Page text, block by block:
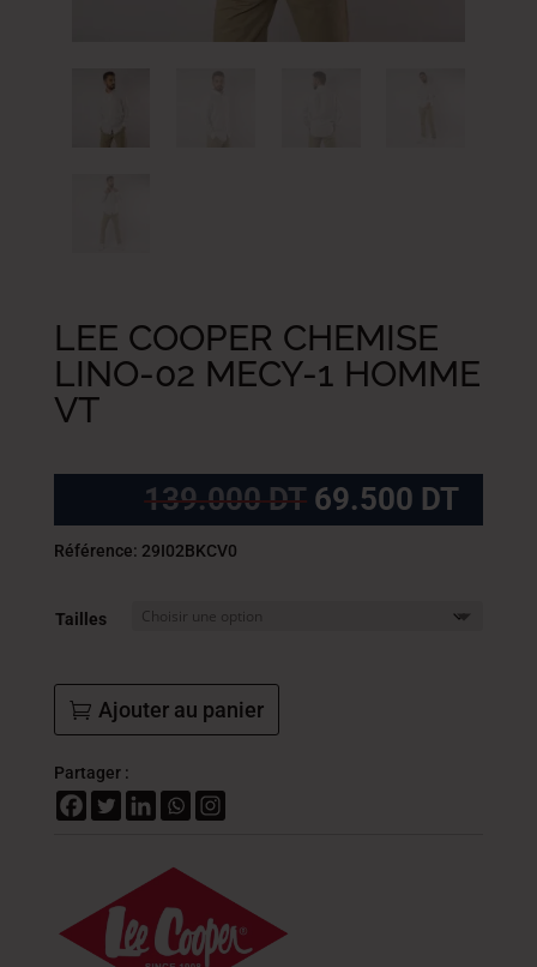
LEE COOPER CHEMISE
LINO-02 MECY-1 HOMME
VT
139.000DT Le
prix
69.500 DTLe
prix
Référence: 29I02BKCV0
Tailles
Ajouter au panier
Partager :